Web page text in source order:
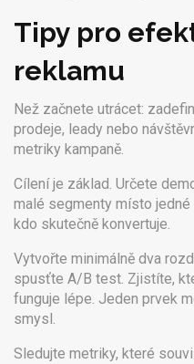
Tipy pro
reklamu
Než začnete utrácet:
prodeje, leady nebo
metriky kampaně.
Cílení je základ. Určete
malé segmenty místo
kdo skutečně konvertuje.
Vytvořte minimálně dva
spusťte A/B test. Zjistíte,
funguje lépe. Jeden prvek
smysl.
Sledujte metriky, které